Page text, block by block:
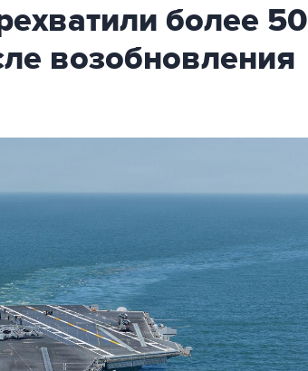
более 50
возобновления